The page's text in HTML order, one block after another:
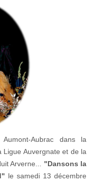
Aubrac dans la
Auvergnate et de la
Arverne...
"Dansons la
le samedi 13 décembre